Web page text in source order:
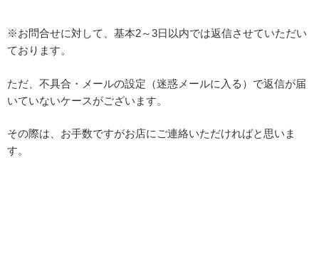
※お問合せに対して、基本2～3日以内では返信させていただい
ております。
ただ、不具合・メールの設定（迷惑メールに入る）で返信が届
いていないケースがございます。
その際は、お手数ですがお店にご連絡いただければと思いま
す。